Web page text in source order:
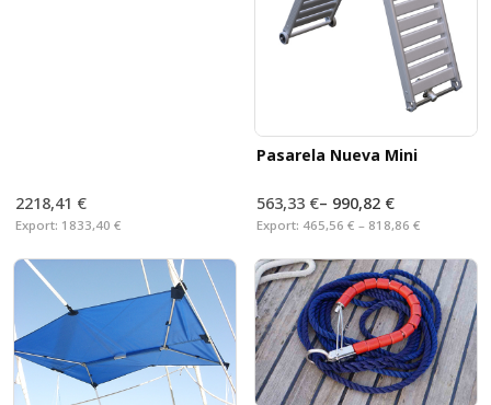
2218,41 €
Export: 1833,40 €
Pasarela Nueva Mini
563,33 €– 990,82 €
Export: 465,56 € – 818,86 €